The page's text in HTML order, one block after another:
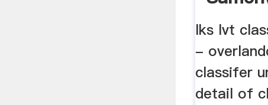
lks lvt
-
classifer
detail of